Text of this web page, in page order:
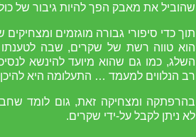
שהוביל את מאבק הפך להיות גיבור של
תוך כדי סיפורי גבורה מוגזמים ומצחיקים
הוא טווה רשת של שקרים, שבה
השלג, כמו גם שהוא מיועד להינשא
רב הנלווים למעמד … התעלומה היא להיכן
בהרפתקה ומצחיקה זאת, גום לומד
לא ניתן לקבל על-ידי שקרים.